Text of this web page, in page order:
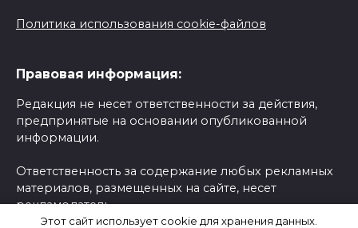
Политика использования cookie-файлов
Правовая информация:
Редакция не несет ответственности за действия,
предпринятые на основании опубликованной
информации.
Ответственность за содержание любых рекламных
материалов, размещенных на сайте, несет
рекламодатель.
Этот сайт использует cookie для хранения данных.